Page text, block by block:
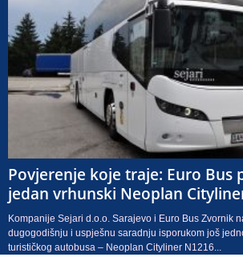
Povjerenje koje traje: Euro Bus
jedan vrhunski Neoplan
Kompanije Sejari d.o.o. Sarajevo i Euro Bus Zvornik
dugogodišnju i uspješnu saradnju isporukom još
turističkog autobusa – Neoplan Cityliner N1216...